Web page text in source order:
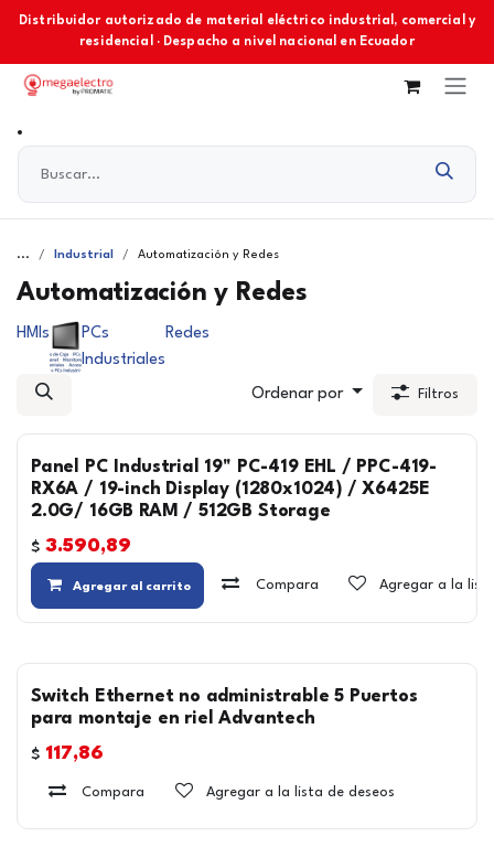
Ir al contenido
Distribuidor autorizado de material eléctrico industrial, comercial y
residencial · Despacho a nivel nacional en Ecuador
... Industrial Automatización y Redes
Automatización y Redes
HMIs
PCs
Industriales
Redes
Ordenar por Filtros
Panel PC Industrial 19" PC-419 EHL / PPC-419-
RX6A / 19-inch Display (1280x1024) / X6425E
2.0G/ 16GB RAM / 512GB Storage
$ 3.590,89
Agregar al carrito Compara Agregar a la
Switch Ethernet no administrable 5 Puertos
para montaje en riel Advantech
$ 117,86
Compara Agregar a la lista de deseos